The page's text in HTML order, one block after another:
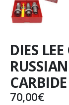
DIES
CARBIDE
70,00€